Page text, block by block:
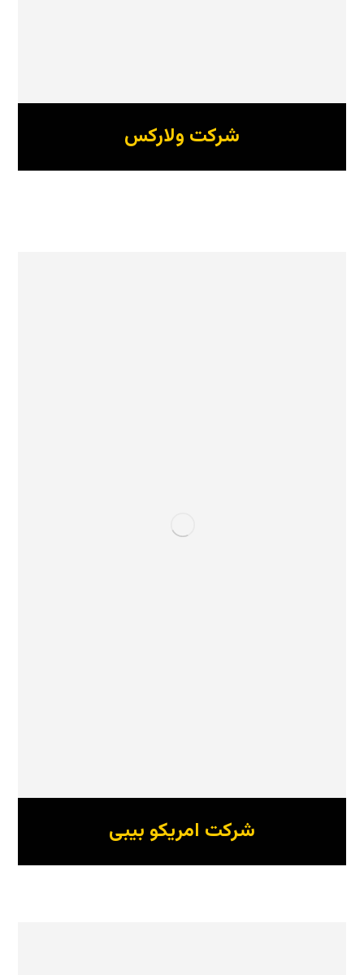
شرکت ولارکس
شرکت امریکو بیبی